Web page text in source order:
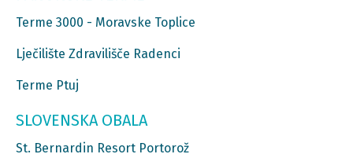
Terme 3000 - Moravske Toplice
Lječilište Zdravilišče Radenci
Terme Ptuj
SLOVENSKA OBALA
St. Bernardin Resort Portorož